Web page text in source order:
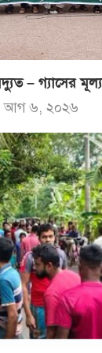
– গ্যাসের
আগ ৬, ২০২৬